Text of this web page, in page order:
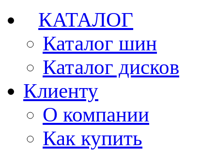
КАТАЛОГ
Каталог шин
Каталог дисков
Клиенту
О компании
Как купить